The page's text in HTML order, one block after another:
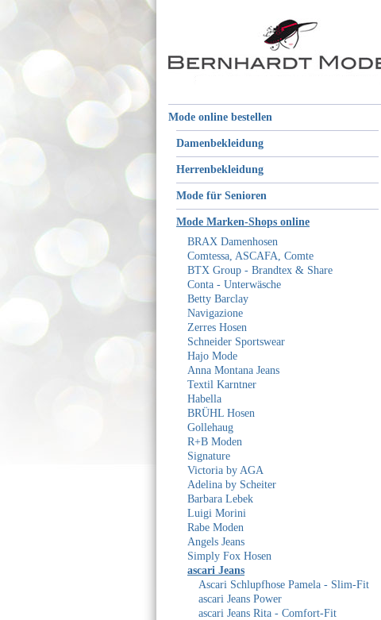
Mode online bestellen
Damenbekleidung
Herrenbekleidung
Mode für Senioren
Mode Marken-Shops online
BRAX Damenhosen
Comtessa, ASCAFA, Comte
BTX Group - Brandtex & Share
Conta - Unterwäsche
Betty Barclay
Navigazione
Zerres Hosen
Schneider Sportswear
Hajo Mode
Anna Montana Jeans
Textil Karntner
Habella
BRÜHL Hosen
Gollehaug
R+B Moden
Signature
Victoria by AGA
Adelina by Scheiter
Barbara Lebek
Luigi Morini
Rabe Moden
Angels Jeans
Simply Fox Hosen
ascari Jeans
Ascari Schlupfhose Pamela - Slim-Fit
ascari Jeans Power
ascari Jeans Rita - Comfort-Fit